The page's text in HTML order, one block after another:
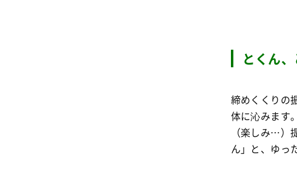
とくん
締めくくりの
体に沁みます
（楽しみ…）
ん」と、ゆっ